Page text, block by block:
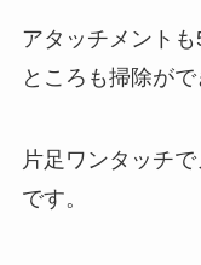
アタッチメント
ところも掃除がで
片足ワンタッチ
です。